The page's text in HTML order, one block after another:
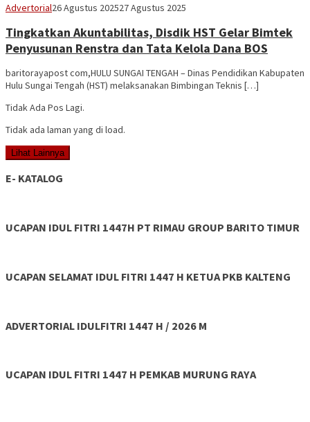
AdvertorialVananta
26 Agustus 202527 Agustus 2025
Tingkatkan Akuntabilitas, Disdik HST Gelar Bimtek
Penyusunan Renstra dan Tata Kelola Dana BOS
baritorayapost com,HULU SUNGAI TENGAH – Dinas Pendidikan Kabupaten
Hulu Sungai Tengah (HST) melaksanakan Bimbingan Teknis […]
Tidak Ada Pos Lagi.
Tidak ada laman yang di load.
Lihat Lainnya
E- KATALOG
UCAPAN IDUL FITRI 1447H PT RIMAU GROUP BARITO TIMUR
UCAPAN SELAMAT IDUL FITRI 1447 H KETUA PKB KALTENG
ADVERTORIAL IDULFITRI 1447 H / 2026 M
UCAPAN IDUL FITRI 1447 H PEMKAB MURUNG RAYA